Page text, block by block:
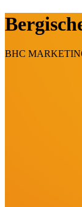
BHC